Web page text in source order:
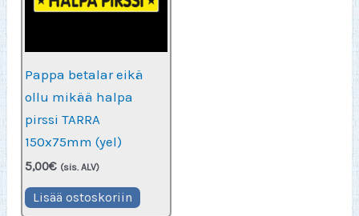
Pappa betalar eikä
ollu mikää halpa
pirssi TARRA
150x75mm (yel)
5,00€ (sis. ALV)
Lisää ostoskoriin